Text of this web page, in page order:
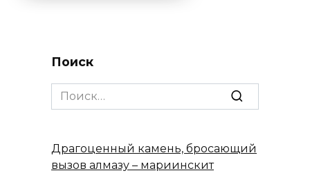
Поиск
Search
for:
Драгоценный камень, бросающий
вызов алмазу – мариинскит